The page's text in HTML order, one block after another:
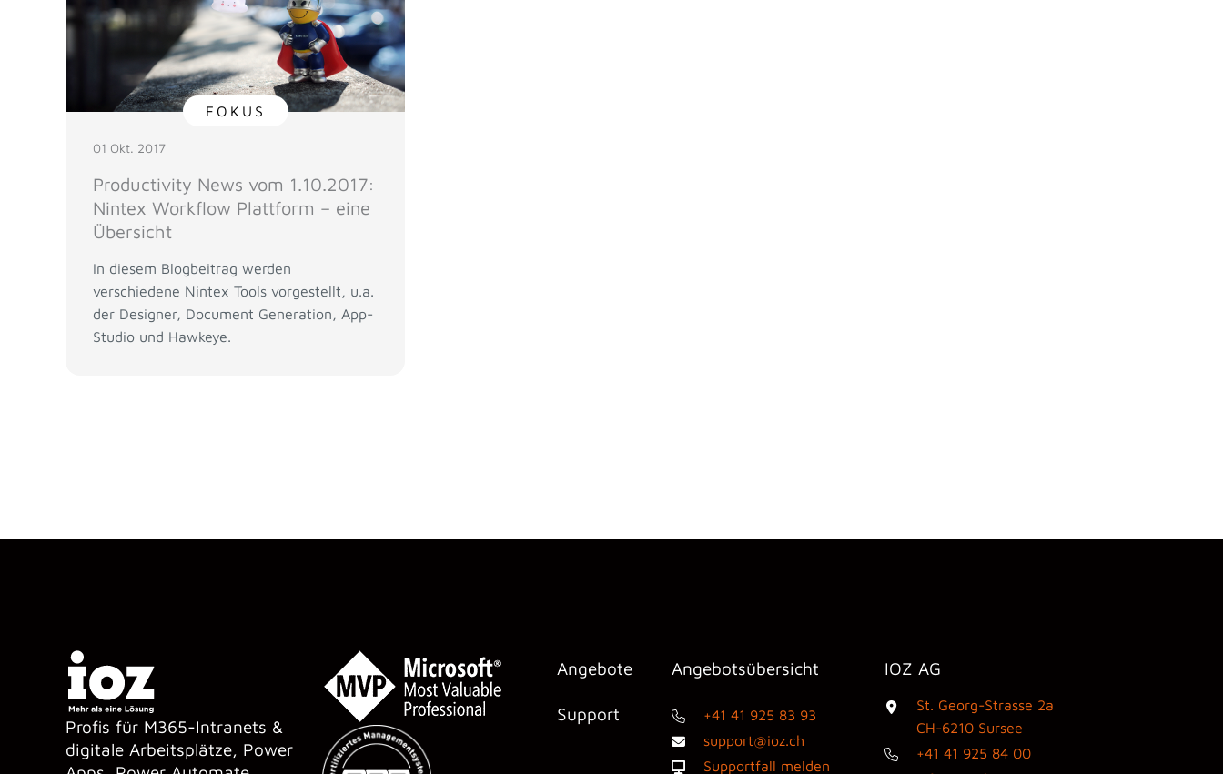
FOKUS
01 Okt. 2017
Productivity News vom 1.10.2017:
Nintex Workflow Plattform – eine
Übersicht
In diesem Blogbeitrag werden
verschiedene Nintex Tools vorgestellt, u.a.
der Designer, Document Generation, App-
Studio und Hawkeye.
Profis für M365-Intranets &
digitale Arbeitsplätze, Power
Angebote Angebotsübersicht
Support
+41 41 925 83 93
support@ioz.ch
Supportfall melden
IOZ AG
St. Georg-Strasse 2a
CH-6210 Sursee
+41 41 925 84 00